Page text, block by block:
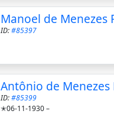
Manoel de Menezes
ID:#85397
Antônio de Menezes
ID:#85399
✭06-11-1930 –